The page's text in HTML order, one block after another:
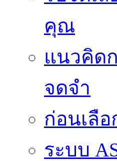
คุณ
แนวคิด
จดจำ
ก่อนเลื
ระบบ